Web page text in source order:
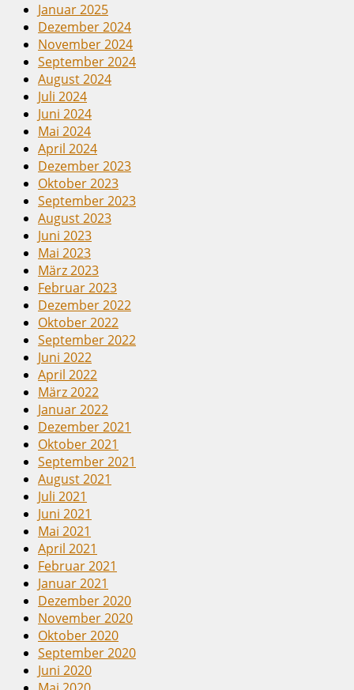
Januar 2025
Dezember 2024
November 2024
September 2024
August 2024
Juli 2024
Juni 2024
Mai 2024
April 2024
Dezember 2023
Oktober 2023
September 2023
August 2023
Juni 2023
Mai 2023
März 2023
Februar 2023
Dezember 2022
Oktober 2022
September 2022
Juni 2022
April 2022
März 2022
Januar 2022
Dezember 2021
Oktober 2021
September 2021
August 2021
Juli 2021
Juni 2021
Mai 2021
April 2021
Februar 2021
Januar 2021
Dezember 2020
November 2020
Oktober 2020
September 2020
Juni 2020